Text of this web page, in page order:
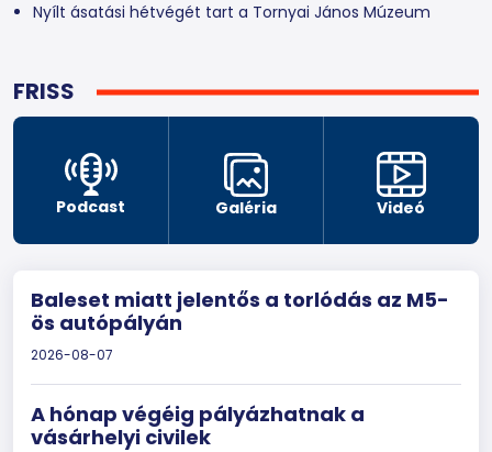
FRISS
Podcast Galéria Videó
Baleset miatt jelentős a torlódás az M5-
ös autópályán
2026-08-07
A hónap végéig pályázhatnak a
vásárhelyi civilek
Nyílt ásatási hétvégét tart a Tornyai János Múzeum